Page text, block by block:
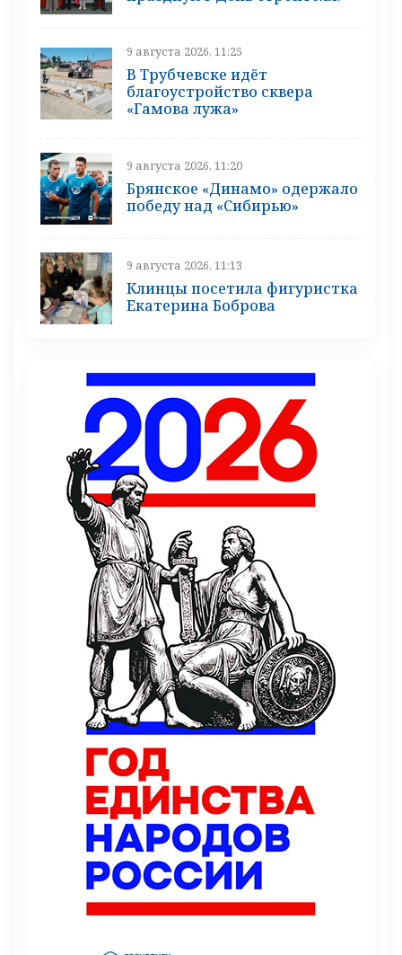
9 августа 2026, 11:25
В Трубчевске идёт
благоустройство сквера
«Гамова лужа»
9 августа 2026, 11:20
Брянское «Динамо» одержало
победу над «Сибирью»
9 августа 2026, 11:13
Клинцы посетила фигуристка
Екатерина Боброва